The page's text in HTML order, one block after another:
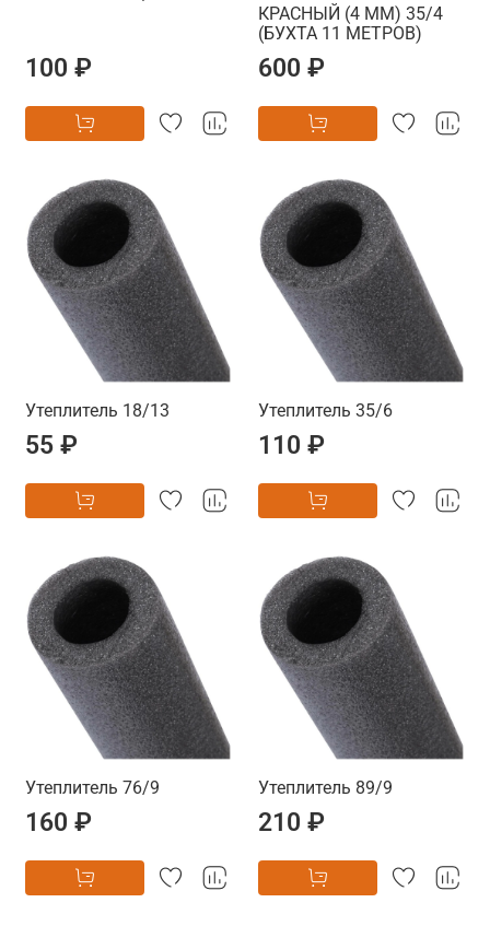
100 ₽
КРАСНЫЙ (4 ММ) 35/4
(БУХТА 11 МЕТРОВ)
600 ₽
Утеплитель 18/13
55 ₽
Утеплитель 35/6
110 ₽
Утеплитель 76/9
160 ₽
Утеплитель 89/9
210 ₽